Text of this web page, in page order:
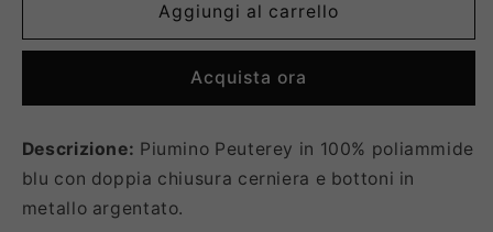
Aggiungi al carrello
Acquista ora
Descrizione: Piumino Peuterey in 100% poliammide
blu con doppia chiusura cerniera e bottoni in
metallo argentato.